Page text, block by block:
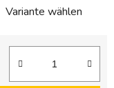
Variante wählen